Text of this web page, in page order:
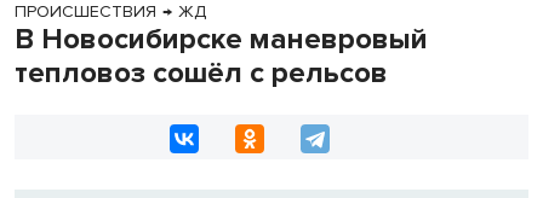
ПРОИСШЕСТВИЯ → ЖД
В Новосибирске маневровый
тепловоз сошёл с рельсов